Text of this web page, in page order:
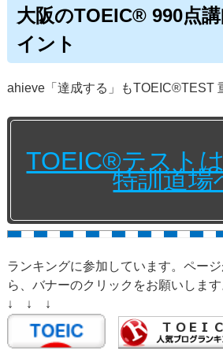
大阪のTOEIC® 990点
イント
ahieve「達成する」もTOEIC®TEST
TOEIC®テスト
特訓道場
ランキングに参加しています。ペー
ら、バナーのクリックをお願いします
↓ ↓ ↓